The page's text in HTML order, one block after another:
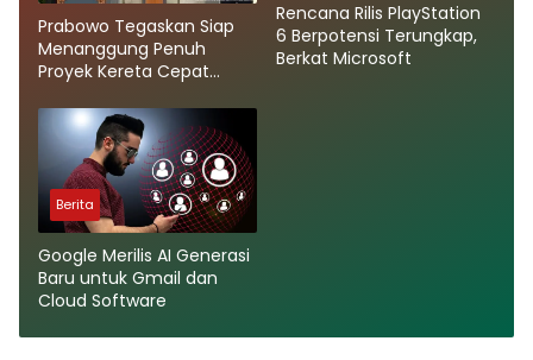
Prabowo Tegaskan Siap
Menanggung Penuh
Proyek Kereta Cepat
Rencana Rilis PlayStation
6 Berpotensi Terungkap,
Berkat Microsoft
Berita
Google Merilis AI Generasi
Baru untuk Gmail dan
Cloud Software